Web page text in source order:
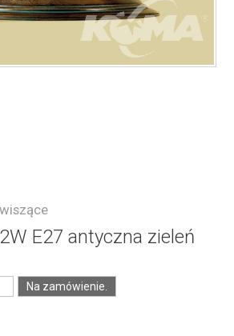
E27 antyczna zieleń
Na zamówienie.